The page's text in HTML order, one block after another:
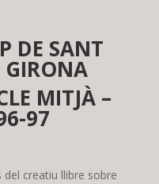
DE SANT
GIRONA
MITJÀ –
97
creatiu llibre sobre